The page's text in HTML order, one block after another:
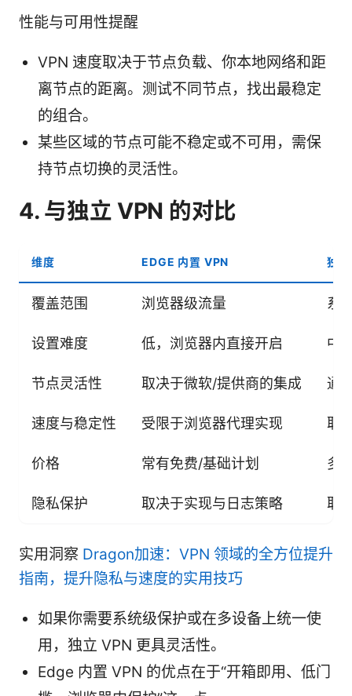
性能与可用性提醒
VPN 速度取决于节点负载、你本地网络和距
离节点的距离。测试不同节点，找出最稳定
的组合。
某些区域的节点可能不稳定或不可用，需保
持节点切换的灵活性。
4. 与独立 VPN 的对比
维度 EDGE 内置 VPN 独
覆盖范围 浏览器级流量 系
设置难度 低，浏览器内直接开启 中
节点灵活性 取决于微软/提供商的集成 通
速度与稳定性 受限于浏览器代理实现 取
价格 常有免费/基础计划 多
隐私保护 取决于实现与日志策略 取
实用洞察 Dragon加速：VPN 领域的全方位提升
指南，提升隐私与速度的实用技巧
如果你需要系统级保护或在多设备上统一使
用，独立 VPN 更具灵活性。
Edge 内置 VPN 的优点在于“开箱即用、低门